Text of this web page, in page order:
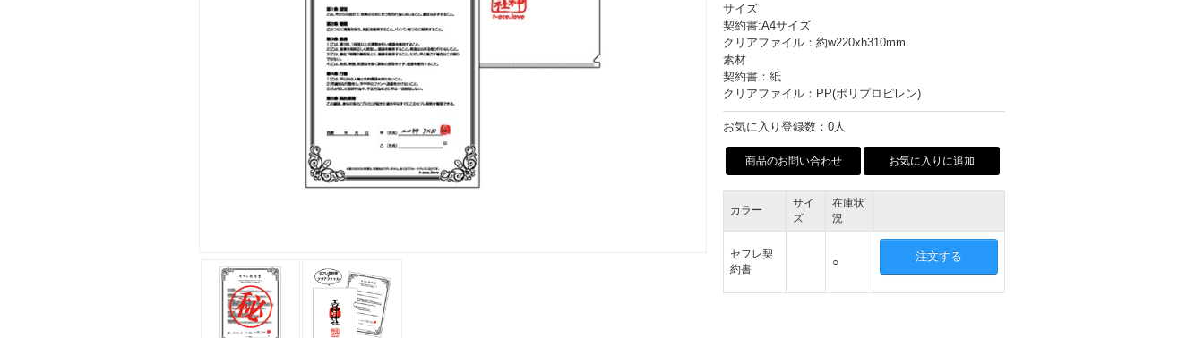
サイズ
契約書:A4サイズ
クリアファイル：約w220xh310mm
素材
契約書：紙
クリアファイル：PP(ポリプロピレン)
お気に入り登録数：0人
商品のお問い合わせ お気に入りに追加
カラー
サイ
ズ
在庫状
況
セフレ契
約書
○ 注文する